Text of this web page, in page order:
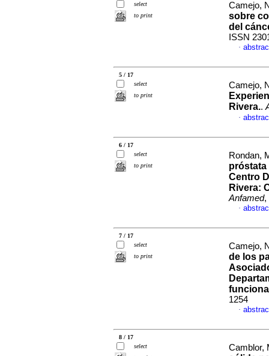
select
to print
Camejo,
sobre
del
ISSN
·
5 / 17
select
to print
Camejo,
Rivera..
·
6 / 17
select
to print
Rondan,
próstata
Centro
Rivera:
Anfamed,
·
7 / 17
select
to print
Camejo,
de los
1254
·
8 / 17
select
Camblor,